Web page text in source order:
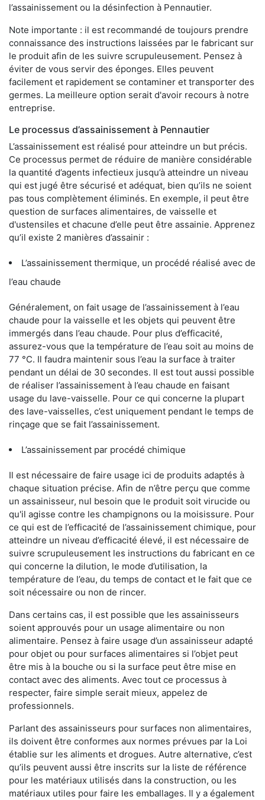
l’assainissement ou la désinfection à Pennautier.
Note importante : il est recommandé de toujours prendre
connaissance des instructions laissées par le fabricant sur
le produit afin de les suivre scrupuleusement. Pensez à
éviter de vous servir des éponges. Elles peuvent
facilement et rapidement se contaminer et transporter des
germes. La meilleure option serait d'avoir recours à notre
entreprise.
Le processus d’assainissement à Pennautier
L’assainissement est réalisé pour atteindre un but précis.
Ce processus permet de réduire de manière considérable
la quantité d’agents infectieux jusqu’à atteindre un niveau
qui est jugé être sécurisé et adéquat, bien qu’ils ne soient
pas tous complètement éliminés. En exemple, il peut être
question de surfaces alimentaires, de vaisselle et
d'ustensiles et chacune d’elle peut être assainie. Apprenez
qu’il existe 2 manières d’assainir :
L’assainissement thermique, un procédé réalisé avec de
l’eau chaude
Généralement, on fait usage de l’assainissement à l’eau
chaude pour la vaisselle et les objets qui peuvent être
immergés dans l’eau chaude. Pour plus d’efficacité,
assurez-vous que la température de l’eau soit au moins de
77 °C. Il faudra maintenir sous l’eau la surface à traiter
pendant un délai de 30 secondes. Il est tout aussi possible
de réaliser l’assainissement à l’eau chaude en faisant
usage du lave-vaisselle. Pour ce qui concerne la plupart
des lave-vaisselles, c’est uniquement pendant le temps de
rinçage que se fait l’assainissement.
L’assainissement par procédé chimique
Il est nécessaire de faire usage ici de produits adaptés à
chaque situation précise. Afin de n’être perçu que comme
un assainisseur, nul besoin que le produit soit virucide ou
qu'il agisse contre les champignons ou la moisissure. Pour
ce qui est de l’efficacité de l’assainissement chimique, pour
atteindre un niveau d’efficacité élevé, il est nécessaire de
suivre scrupuleusement les instructions du fabricant en ce
qui concerne la dilution, le mode d’utilisation, la
température de l’eau, du temps de contact et le fait que ce
soit nécessaire ou non de rincer.
Dans certains cas, il est possible que les assainisseurs
soient approuvés pour un usage alimentaire ou non
alimentaire. Pensez à faire usage d’un assainisseur adapté
pour objet ou pour surfaces alimentaires si l’objet peut
être mis à la bouche ou si la surface peut être mise en
contact avec des aliments. Avec tout ce processus à
respecter, faire simple serait mieux, appelez de
professionnels.
Parlant des assainisseurs pour surfaces non alimentaires,
ils doivent être conformes aux normes prévues par la Loi
établie sur les aliments et drogues. Autre alternative, c’est
qu’ils peuvent aussi être inscrits sur la liste de référence
pour les matériaux utilisés dans la construction, ou les
matériaux utiles pour faire les emballages. Il y a également